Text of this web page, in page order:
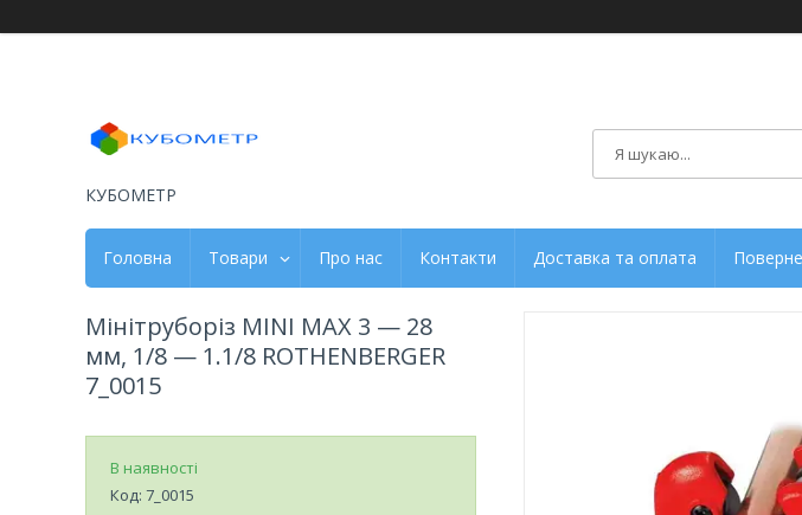
КУБОМЕТР
Головна Товари Про нас Контакти Доставка та оплата
Мінітруборіз MINI МАХ 3 — 28
мм, 1/8 — 1.1/8 ROTHENBERGER
7_0015
В наявності
Код: 7_0015